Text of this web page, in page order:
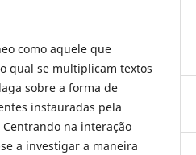
como aquele que
qual se multiplicam textos
sobre a forma de
instauradas pela
na interação
a investigar a maneira